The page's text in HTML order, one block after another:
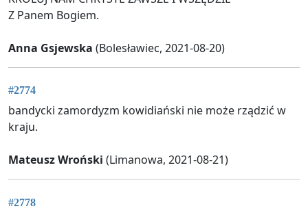
Z Panem Bogiem.
Anna Gsjewska (Bolesławiec, 2021-08-20)
#2774
bandycki zamordyzm kowidiański nie może rządzić w
kraju.
Mateusz Wroński (Limanowa, 2021-08-21)
#2778